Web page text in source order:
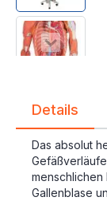
Details
Das absolut
Gallenblase